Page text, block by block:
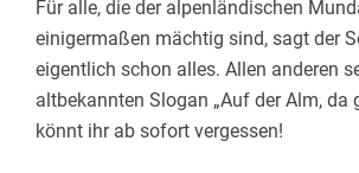
Für alle, die der alpenländischen
einigermaßen mächtig sind, sagt der
eigentlich schon alles. Allen anderen
altbekannten Slogan „Auf der Alm, da
könnt ihr ab sofort vergessen!